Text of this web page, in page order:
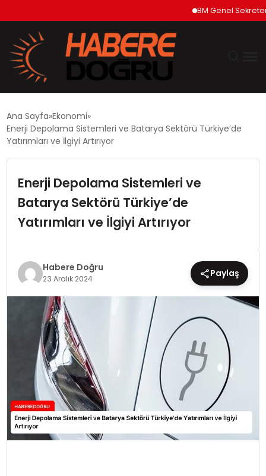
BM Genel Sekreteri
EKONOMİ
DÜNYA
SPOR
EĞİTİM
MAGAZİN
SAĞLIK
YAŞAM
Ana Sayfa Ekonomi
Enerji Depolama Sistemleri ve Batarya Sektörü Türkiye’de
Yatırımları ve İlgiyi Artırıyor
Enerji Depolama Sistemleri ve
Batarya Sektörü Türkiye’de
Yatırımları ve İlgiyi Artırıyor
Habere Doğru
23 Aralık 2024 Paylaş